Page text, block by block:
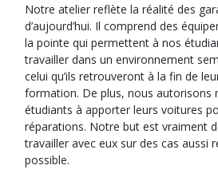
Notre atelier reflète la réalité des
d’aujourd’hui. Il comprend des
la pointe qui permettent à nos
travailler dans un environnement
celui qu’ils retrouveront à la fin de
formation. De plus, nous autorisons
étudiants à apporter leurs voitures
réparations. Notre but est vraiment
travailler avec eux sur des cas aussi
possible.